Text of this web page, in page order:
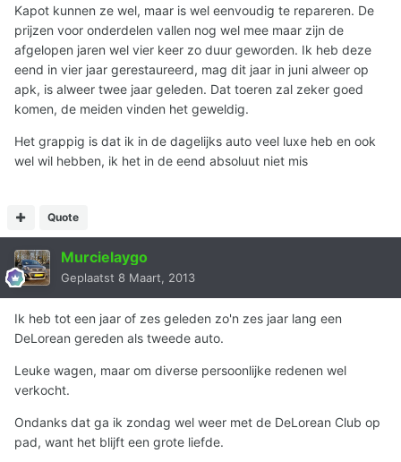
Kapot kunnen ze wel, maar is wel eenvoudig te repareren. De
prijzen voor onderdelen vallen nog wel mee maar zijn de
afgelopen jaren wel vier keer zo duur geworden. Ik heb deze
eend in vier jaar gerestaureerd, mag dit jaar in juni alweer op
apk, is alweer twee jaar geleden. Dat toeren zal zeker goed
komen, de meiden vinden het geweldig.
Het grappig is dat ik in de dagelijks auto veel luxe heb en ook
wel wil hebben, ik het in de eend absoluut niet mis
Quote
Murcielaygo
Geplaatst 8 Maart, 2013
Ik heb tot een jaar of zes geleden zo'n zes jaar lang een
DeLorean gereden als tweede auto.
Leuke wagen, maar om diverse persoonlijke redenen wel
verkocht.
Ondanks dat ga ik zondag wel weer met de DeLorean Club op
pad, want het blijft een grote liefde.